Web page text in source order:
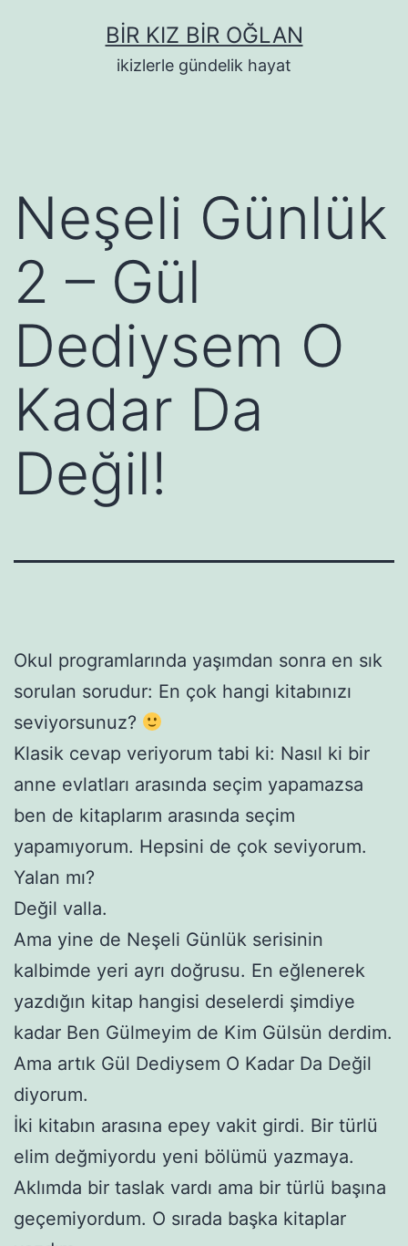
BIR KIZ BIR OĞLAN
ikizlerle gündelik hayat
Neşeli Günlük
2 – Gül
Dediysem O
Kadar Da
Değil!
Okul programlarında yaşımdan sonra en sık
sorulan sorudur: En çok hangi kitabınızı
seviyorsunuz?
Klasik cevap veriyorum tabi ki: Nasıl ki bir
anne evlatları arasında seçim yapamazsa
ben de kitaplarım arasında seçim
yapamıyorum. Hepsini de çok seviyorum.
Yalan mı?
Değil valla.
Ama yine de Neşeli Günlük serisinin
kalbimde yeri ayrı doğrusu. En eğlenerek
yazdığın kitap hangisi deselerdi şimdiye
kadar Ben Gülmeyim de Kim Gülsün derdim.
Ama artık Gül Dediysem O Kadar Da Değil
diyorum.
İki kitabın arasına epey vakit girdi. Bir türlü
elim değmiyordu yeni bölümü yazmaya.
Aklımda bir taslak vardı ama bir türlü başına
geçemiyordum. O sırada başka kitaplar